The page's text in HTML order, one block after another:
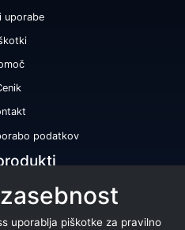
uporabe
podatkov
ocena
poročilo
uporablja piškotke za pravilno